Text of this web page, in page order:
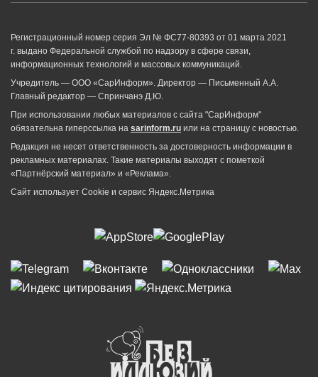
Регистрационный номер серия Эл № ФС77-80393 от 01 марта 2021
г. выдано Федеральной службой по надзору в сфере связи,
информационных технологий и массовых коммуникаций.
Учредитель — ООО «СарИнформ». Директор — Письменный А.А.
Главный редактор — Спринчанэ Д.Ю.
При использовании любых материалов с сайта "СарИнформ"
обязательна гиперссылка на sarinform.ru или на страницу с новостью.
Редакция не несет ответственность за достоверность информации в
рекламных материалах. Такие материалы выходят с пометкой
«Партнёрский материал» и «Реклама».
Сайт использует Cookie и сервиc Яндекс.Метрика